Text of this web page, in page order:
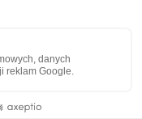
di navigazione